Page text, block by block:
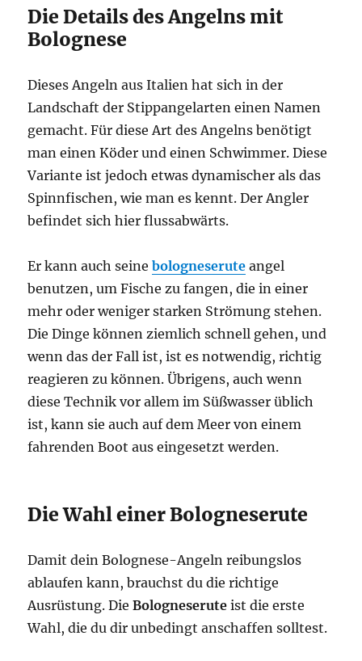
Die Details des Angelns mit
Bolognese
Dieses Angeln aus Italien hat sich in der
Landschaft der Stippangelarten einen Namen
gemacht. Für diese Art des Angelns benötigt
man einen Köder und einen Schwimmer. Diese
Variante ist jedoch etwas dynamischer als das
Spinnfischen, wie man es kennt. Der Angler
befindet sich hier flussabwärts.
Er kann auch seinebologneserute angel
benutzen, um Fische zu fangen, die in einer
mehr oder weniger starken Strömung stehen.
Die Dinge können ziemlich schnell gehen, und
wenn das der Fall ist, ist es notwendig, richtig
reagieren zu können. Übrigens, auch wenn
diese Technik vor allem im Süßwasser üblich
ist, kann sie auch auf dem Meer von einem
fahrenden Boot aus eingesetzt werden.
Die Wahl einer Bologneserute
Damit dein Bolognese-Angeln reibungslos
ablaufen kann, brauchst du die richtige
Ausrüstung. DieBologneserute ist die erste
Wahl, die du dir unbedingt anschaffen solltest.